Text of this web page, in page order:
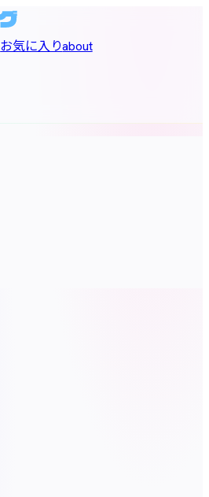
お気に入りabout